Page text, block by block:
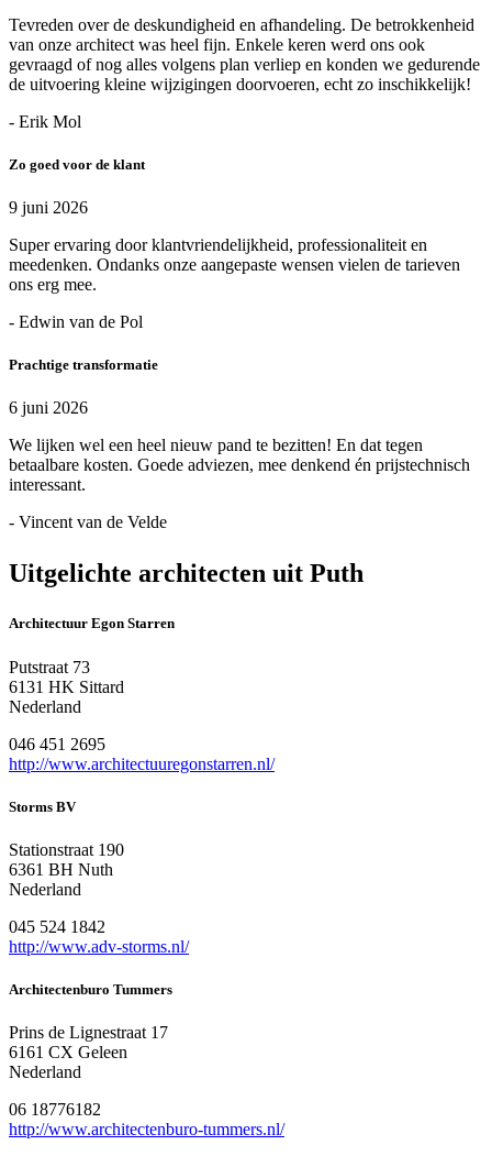
Tevreden over de deskundigheid en afhandeling. De betrokkenheid
van onze architect was heel fijn. Enkele keren werd ons ook
gevraagd of nog alles volgens plan verliep en konden we gedurende
de uitvoering kleine wijzigingen doorvoeren, echt zo inschikkelijk!
- Erik Mol
Zo goed voor de klant
9 juni 2026
Super ervaring door klantvriendelijkheid, professionaliteit en
meedenken. Ondanks onze aangepaste wensen vielen de tarieven
ons erg mee.
- Edwin van de Pol
Prachtige transformatie
6 juni 2026
We lijken wel een heel nieuw pand te bezitten! En dat tegen
betaalbare kosten. Goede adviezen, mee denkend én prijstechnisch
interessant.
- Vincent van de Velde
Uitgelichte architecten uit Puth
Architectuur Egon Starren
Putstraat 73
6131 HK Sittard
Nederland
046 451 2695
http://www.architectuuregonstarren.nl/
Storms BV
Stationstraat 190
6361 BH Nuth
Nederland
045 524 1842
http://www.adv-storms.nl/
Architectenburo Tummers
Prins de Lignestraat 17
6161 CX Geleen
Nederland
06 18776182
http://www.architectenburo-tummers.nl/